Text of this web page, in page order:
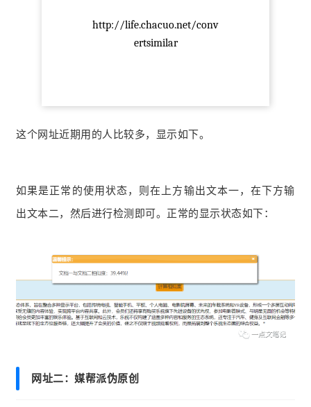
http://life.chacuo.net/conv
ertsimilar
这个网址近期用的人比较多，显示如下。
如果是正常的使用状态，则在上方输出文本一，在下方输
出文本二，然后进行检测即可。 正常的显示状态如下：
网址二： 媒帮派伪原创